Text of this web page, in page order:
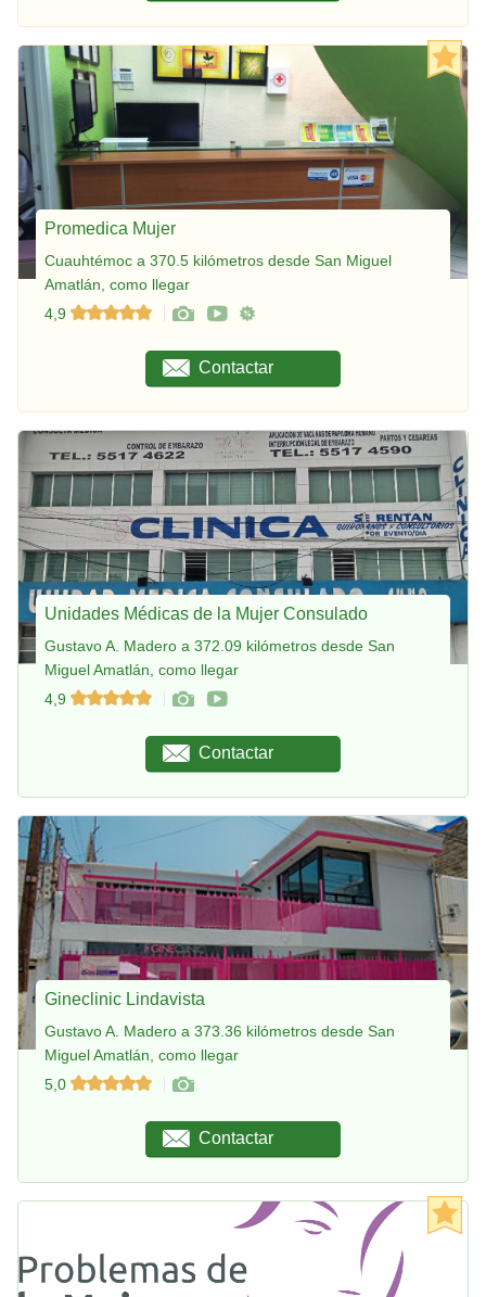
Promedica Mujer
Cuauhtémoc a 370.5 kilómetros desde San Miguel
Amatlán, como llegar
4,9
Contactar
Unidades Médicas de la Mujer Consulado
Gustavo A. Madero a 372.09 kilómetros desde San
Miguel Amatlán, como llegar
4,9
Contactar
Gineclinic Lindavista
Gustavo A. Madero a 373.36 kilómetros desde San
Miguel Amatlán, como llegar
5,0
Contactar